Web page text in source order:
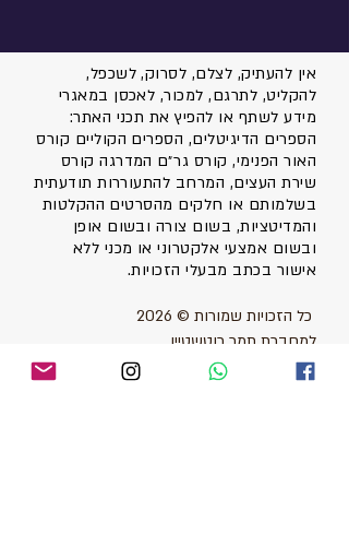
אין להעתיק, לצלם, לסרוק, לשכפל,
להקליט, לתרגם, למכור, לאכסן במאגרי
מידע לשתף או להפיץ את תכני האתר:
הספרים הדיגיטלים, הספרים הקוליים קורס
האור הפנימי, קורס גר״ם המדרגה קורס
שירת העצים, המרחב להתעוררות תודעתית
בשלמותם או חלקים מהסרטים ההקלטות
והמדיטציות, בשום צורה ובשום אופן
ובשום אמצעי אלקטרוני או מכני ללא
אישור בכתב מבעלי הזכויות.
כל הזכויות שמורות © 2026
למחברת תמר רוטשטיין